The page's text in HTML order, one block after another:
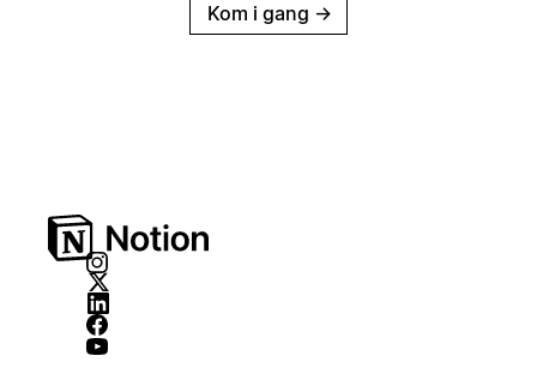
Kom i gang →